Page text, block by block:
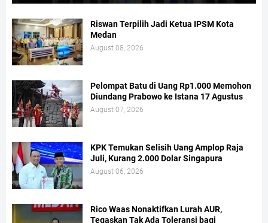
Riswan Terpilih Jadi Ketua IPSM Kota
Medan
August 08, 2026
Pelompat Batu di Uang Rp1.000 Memohon
Diundang Prabowo ke Istana 17 Agustus
August 07, 2026
KPK Temukan Selisih Uang Amplop Raja
Juli, Kurang 2.000 Dolar Singapura
August 06, 2026
Rico Waas Nonaktifkan Lurah AUR,
Tegaskan Tak Ada Toleransi bagi